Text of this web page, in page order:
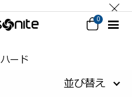
0
ハード
並び替え